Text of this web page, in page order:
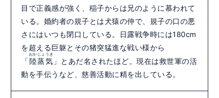
目で正義感が強く、稲子からは兄のように慕われて
いる。婚約者の規子とは犬猿の仲で、規子の口の悪
さにはいつも閉口している。日露戦争時には180cm
を超える巨躯とその猪突猛進な戦い様から
「陸蒸気
おかじょうき
」とあだ名されたほど。現在は救世軍の活
動を手伝うなど、慈善活動に精を出している。